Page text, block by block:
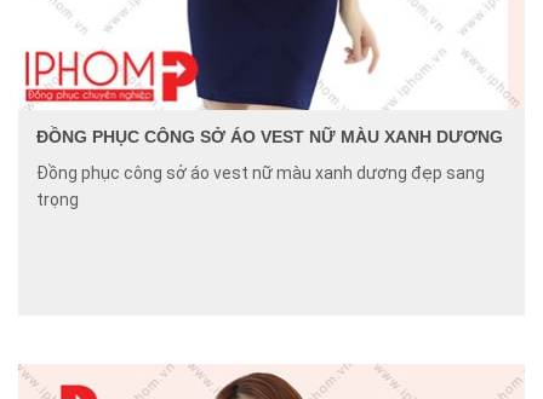
ĐỒNG PHỤC CÔNG SỞ ÁO VEST NỮ MÀU XANH DƯƠNG
Đồng phục công sở áo vest nữ màu xanh dương đẹp sang
trọng